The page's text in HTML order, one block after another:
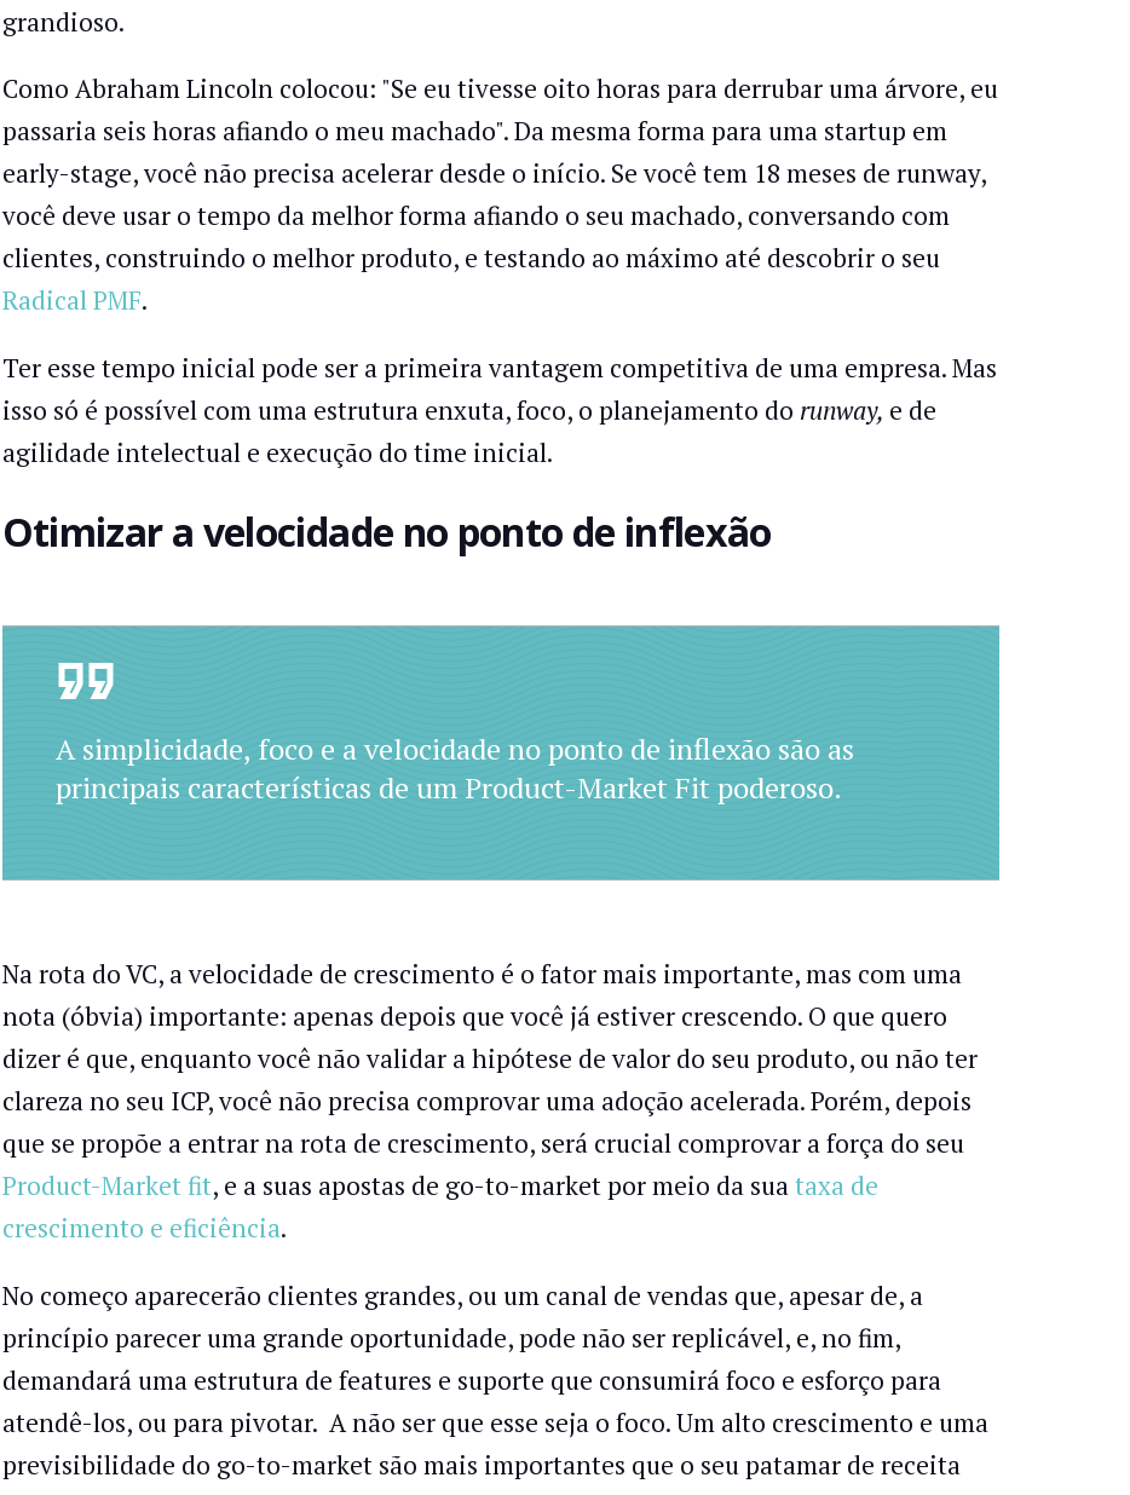
grandioso.
Como Abraham Lincoln colocou: "Se eu tivesse oito horas para derrubar uma árvore, eu
passaria seis horas afiando o meu machado". Da mesma forma para uma startup em
early-stage, você não precisa acelerar desde o início. Se você tem 18 meses de runway,
você deve usar o tempo da melhor forma afiando o seu machado, conversando com
clientes, construindo o melhor produto, e testando ao máximo até descobrir o seu
Radical PMF.
Ter esse tempo inicial pode ser a primeira vantagem competitiva de uma empresa. Mas
isso só é possível com uma estrutura enxuta, foco, o planejamento do runway, e de
agilidade intelectual e execução do time inicial.
Otimizar a velocidade no ponto de inflexão
A simplicidade, foco e a velocidade no ponto de inflexão são as
principais características de um Product-Market Fit poderoso.
Na rota do VC, a velocidade de crescimento é o fator mais importante, mas com uma
nota (óbvia) importante: apenas depois que você já estiver crescendo. O que quero
dizer é que, enquanto você não validar a hipótese de valor do seu produto, ou não ter
clareza no seu ICP, você não precisa comprovar uma adoção acelerada. Porém, depois
que se propõe a entrar na rota de crescimento, será crucial comprovar a força do seu
Product-Market fit, e a suas apostas de go-to-market por meio da suataxa de
crescimento e eficiência.
No começo aparecerão clientes grandes, ou um canal de vendas que, apesar de, a
princípio parecer uma grande oportunidade, pode não ser replicável, e, no fim,
demandará uma estrutura de features e suporte que consumirá foco e esforço para
atendê-los, ou para pivotar. A não ser que esse seja o foco. Um alto crescimento e uma
previsibilidade do go-to-market são mais importantes que o seu patamar de receita